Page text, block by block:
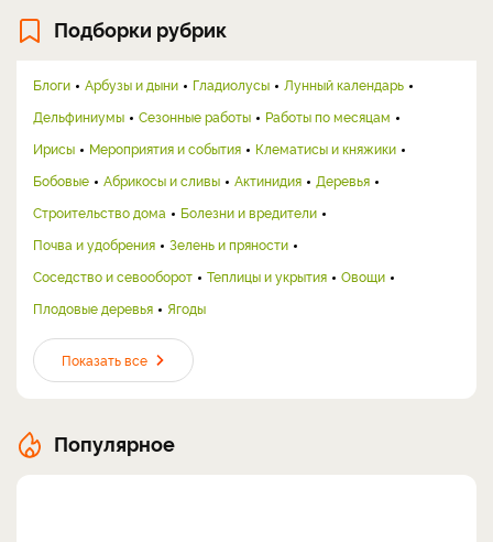
Подборки рубрик
Блоги Арбузы и дыни Гладиолусы
Лунный календарь
Дельфиниумы
Сезонные работы
Работы по месяцам
Ирисы
Мероприятия и события
Клематисы и княжики
Бобовые
Абрикосы и сливы Актинидия
Деревья
Строительство дома
Болезни и вредители
Почва и удобрения
Зелень и пряности
Соседство и севооборот
Теплицы и укрытия
Овощи
Плодовые деревья
Ягоды
Показать все
Популярное